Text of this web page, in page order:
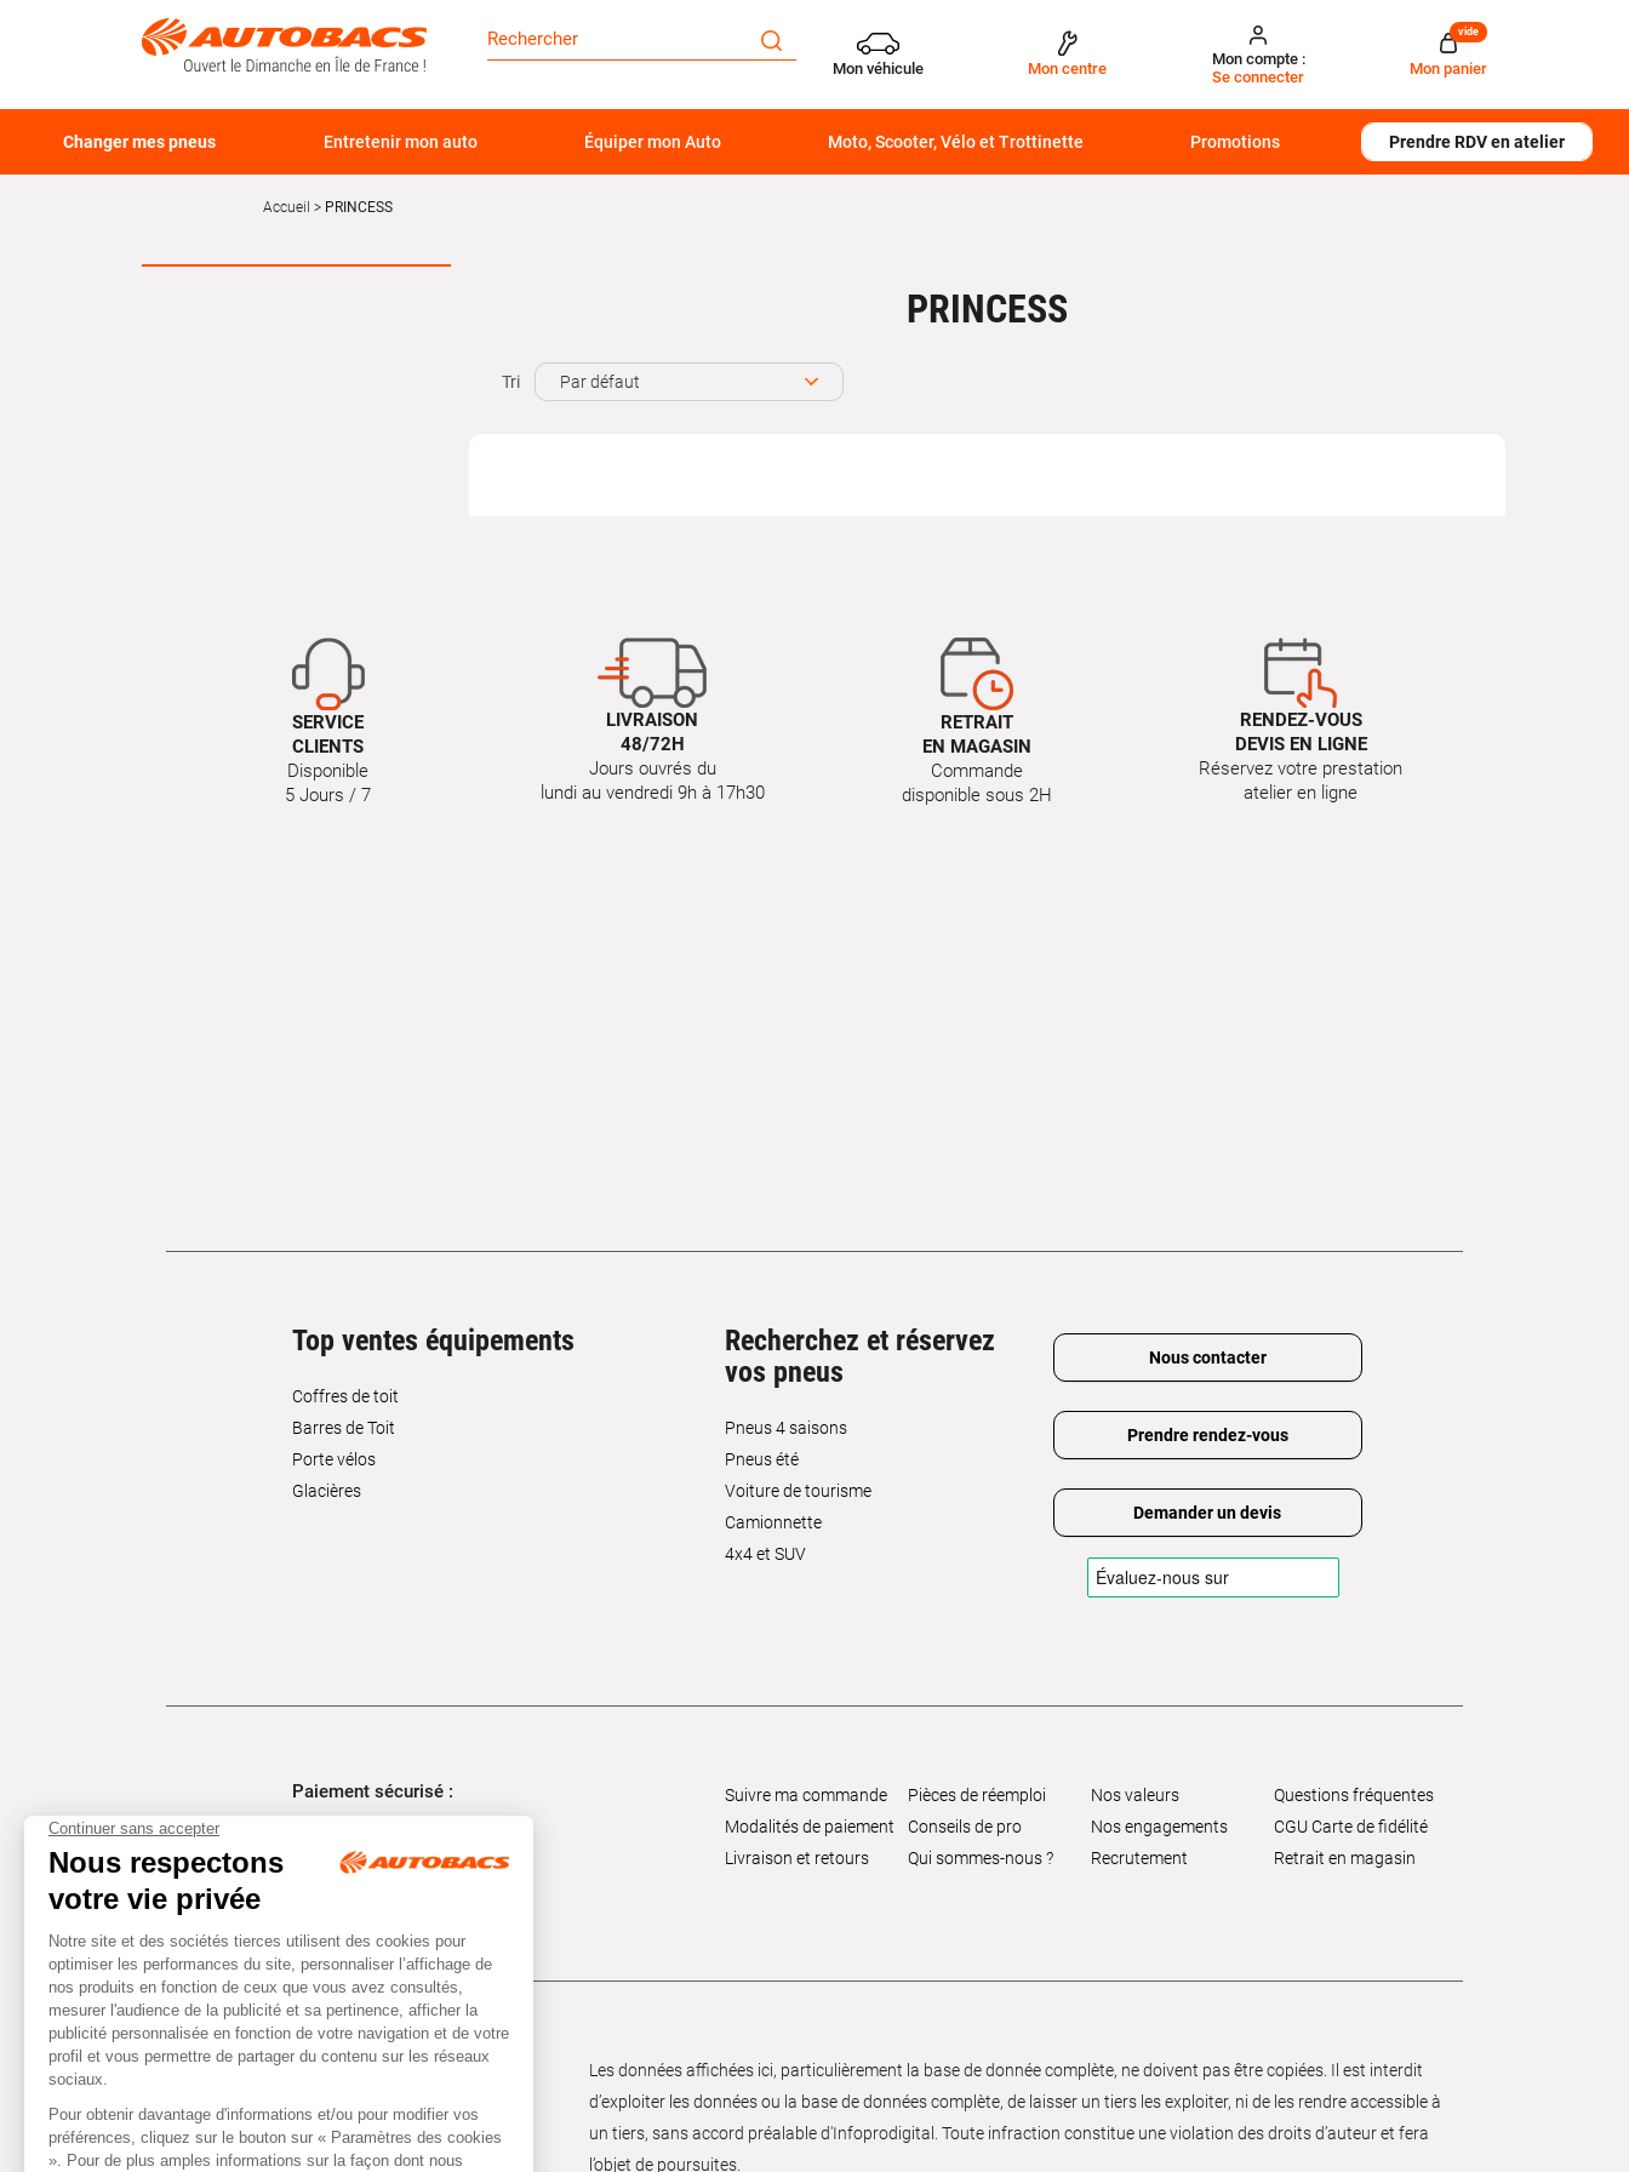
Mon véhicule Mon centre
Mon compte :
Se connecter
Mon panier
vide
Changer mes pneus Entretenir mon auto Équiper mon Auto Moto, Scooter, Vélo et Trottinette Promotions Prendre RDV en atelier
Accueil PRINCESS
PRINCESS
Tri Par défaut
SERVICE
CLIENTS
Disponible
5 Jours / 7
LIVRAISON
48/72H
Jours ouvrés du
lundi au vendredi 9h à 17h30
RETRAIT
EN MAGASIN
Commande
disponible sous 2H
RENDEZ-VOUS
DEVIS EN LIGNE
Réservez votre prestation
atelier en ligne
Top ventes équipements
Coffres de toit
Barres de Toit
Porte vélos
Glacières
Recherchez et réservez
vos pneus
Pneus 4 saisons
Pneus été
Voiture de tourisme
Camionnette
4x4 et SUV
Nous contacter
Prendre rendez-vous
Demander un devis
Paiement sécurisé :
Suivre ma commande
Modalités de paiement
Livraison et retours
Pièces de réemploi
Conseils de pro
Qui sommes-nous ?
Nos valeurs
Nos engagements
Recrutement
Questions fréquentes
CGU Carte de fidélité
Retrait en magasin
Les données affichées ici, particulièrement la base de donnée complète, ne doivent pas être copiées. Il est interdit
d’exploiter les données ou la base de données complète, de laisser un tiers les exploiter, ni de les rendre accessible à
un tiers, sans accord préalable d'Infoprodigital. Toute infraction constitue une violation des droits d’auteur et fera
l’objet de poursuites.